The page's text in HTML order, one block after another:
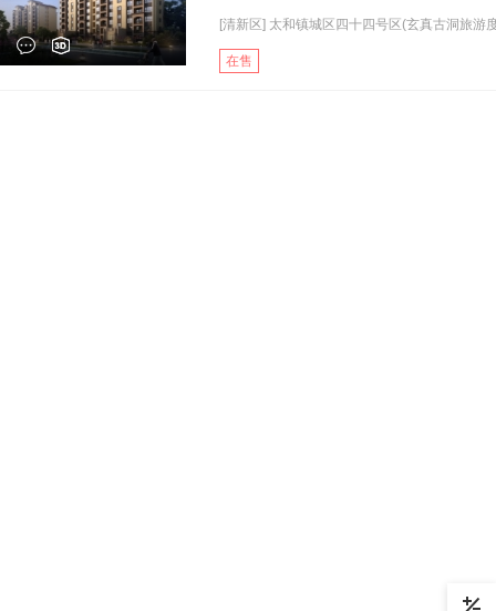
[清新区] 太和镇城区四十四号区(玄真古洞旅游
在售